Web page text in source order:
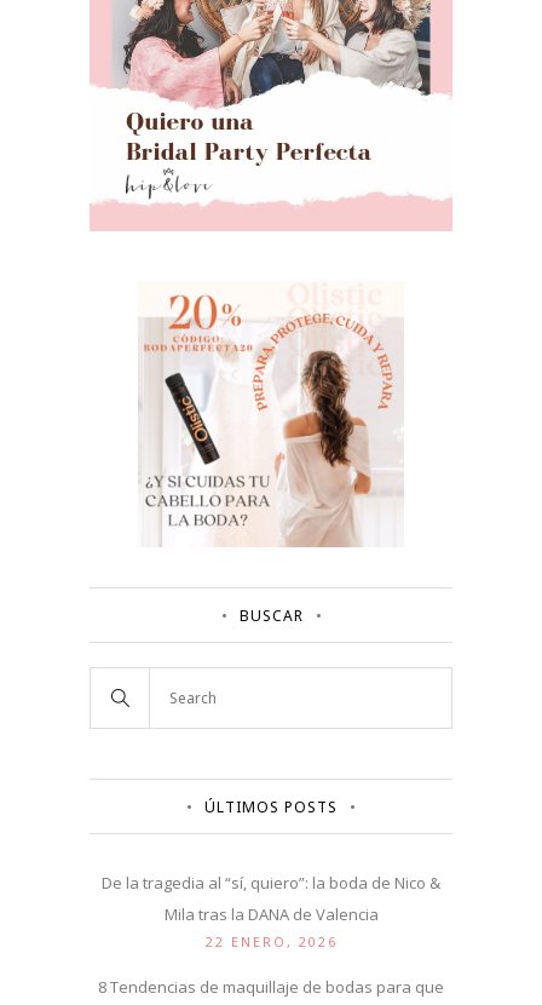
BUSCAR
ÚLTIMOS POSTS
De la tragedia al “sí, quiero”: la boda de Nico &
Mila tras la DANA de Valencia
22 ENERO, 2026
8 Tendencias de maquillaje de bodas para que